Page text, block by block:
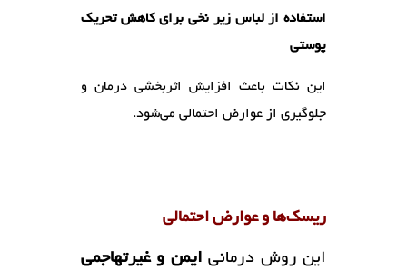
استفاده از لباس زیر نخی برای کاهش تحریک
پوستی
این نکات باعث افزایش اثربخشی درمان و
جلوگیری از عوارض احتمالی می‌شود.
ریسک‌ها و عوارض احتمالی
این روش درمانی ایمن و غیرتهاجمی